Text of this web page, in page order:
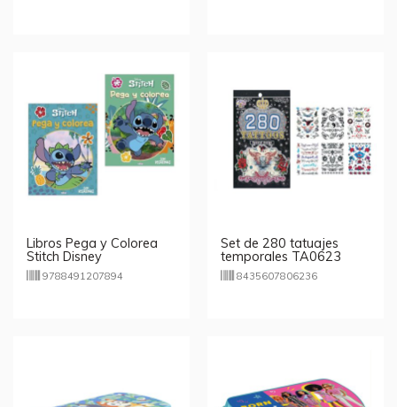
Libros Pega y Colorea
Stitch Disney
9788491207894
Set de 280 tatuajes
temporales TA0623
8435607806236